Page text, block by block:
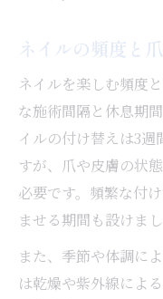
ネイルの頻度と
ネイルを楽しむ頻度
な施術間隔と休息期
イルの付け替えは3
すが、爪や皮膚の状
必要です。頻繁な付
ませる期間も設けまし
また、季節や体調に
は乾燥や紫外線によ